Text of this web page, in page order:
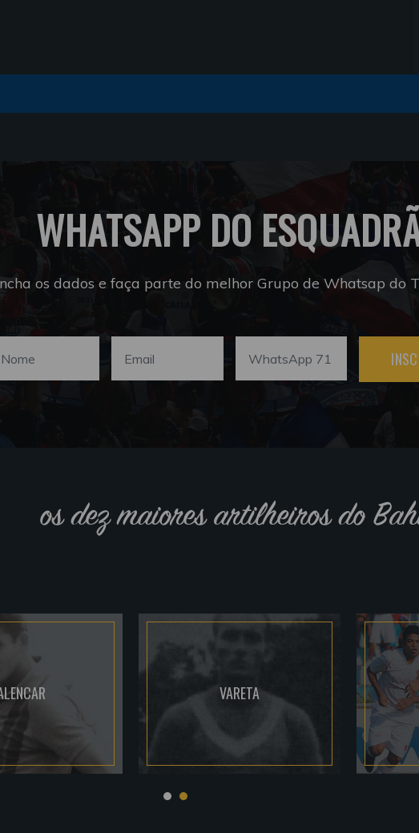
WHATSAPP DO
os dados e faça parte do melhor Grupo de Whatsap do
os dez maiores artilheiros do
VARETA